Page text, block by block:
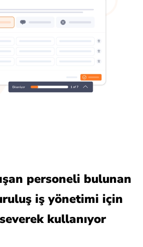
personeli bulunan
iş yönetimi için
kullanıyor